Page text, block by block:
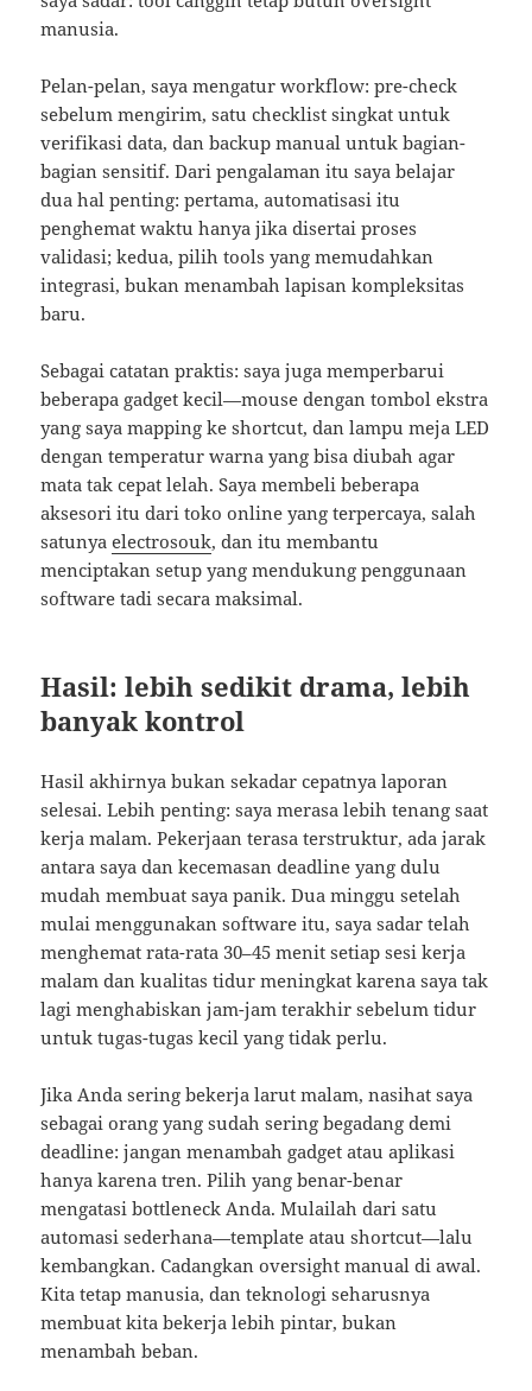
manusia.
Pelan-pelan, saya mengatur workflow: pre-check
sebelum mengirim, satu checklist singkat untuk
verifikasi data, dan backup manual untuk bagian-
bagian sensitif. Dari pengalaman itu saya belajar
dua hal penting: pertama, automatisasi itu
penghemat waktu hanya jika disertai proses
validasi; kedua, pilih tools yang memudahkan
integrasi, bukan menambah lapisan kompleksitas
baru.
Sebagai catatan praktis: saya juga memperbarui
beberapa gadget kecil—mouse dengan tombol ekstra
yang saya mapping ke shortcut, dan lampu meja LED
dengan temperatur warna yang bisa diubah agar
mata tak cepat lelah. Saya membeli beberapa
aksesori itu dari toko online yang terpercaya, salah
satunyaelectrosouk, dan itu membantu
menciptakan setup yang mendukung penggunaan
software tadi secara maksimal.
Hasil: lebih sedikit drama, lebih
banyak kontrol
Hasil akhirnya bukan sekadar cepatnya laporan
selesai. Lebih penting: saya merasa lebih tenang saat
kerja malam. Pekerjaan terasa terstruktur, ada jarak
antara saya dan kecemasan deadline yang dulu
mudah membuat saya panik. Dua minggu setelah
mulai menggunakan software itu, saya sadar telah
menghemat rata-rata 30–45 menit setiap sesi kerja
malam dan kualitas tidur meningkat karena saya tak
lagi menghabiskan jam-jam terakhir sebelum tidur
untuk tugas-tugas kecil yang tidak perlu.
Jika Anda sering bekerja larut malam, nasihat saya
sebagai orang yang sudah sering begadang demi
deadline: jangan menambah gadget atau aplikasi
hanya karena tren. Pilih yang benar-benar
mengatasi bottleneck Anda. Mulailah dari satu
automasi sederhana—template atau shortcut—lalu
kembangkan. Cadangkan oversight manual di awal.
Kita tetap manusia, dan teknologi seharusnya
membuat kita bekerja lebih pintar, bukan
menambah beban.